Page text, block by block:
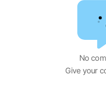
No
Give your